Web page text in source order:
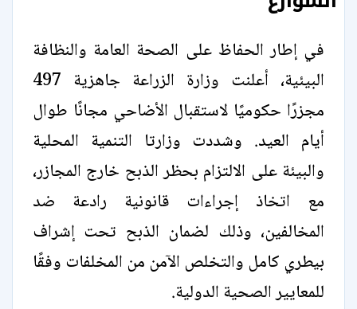
في إطار الحفاظ على الصحة العامة والنظافة
البيئية، أعلنت وزارة الزراعة جاهزية 497
مجزرًا حكوميًا لاستقبال الأضاحي مجانًا طوال
أيام العيد. وشددت وزارتا التنمية المحلية
والبيئة على الالتزام بحظر الذبح خارج المجازر،
مع اتخاذ إجراءات قانونية رادعة ضد
المخالفين، وذلك لضمان الذبح تحت إشراف
بيطري كامل والتخلص الآمن من المخلفات وفقًا
للمعايير الصحية الدولية.